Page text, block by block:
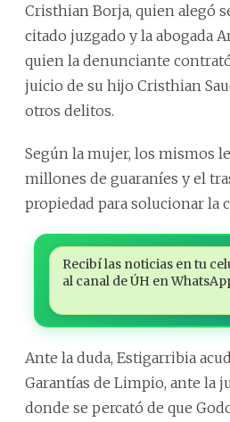
Cristhian Borja, quien alegó
citado juzgado y la abogada
quien la denunciante
juicio de su hijo Cristhian
otros delitos.
Según la mujer, los mismos
millones de guaraníes y el
propiedad para solucionar la
Recibí las noticias en tu
al canal de ÚH en
Ante la duda, Estigarribia
Garantías de Limpio, ante la
donde se percató de que